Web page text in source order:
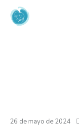
26 de mayo de 2024